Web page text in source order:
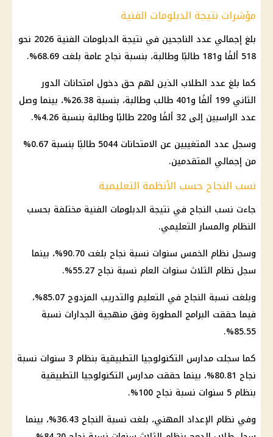
مؤشرات نتيجة الدبلومات الفنية
بلغ إجمالي عدد الناجحين في نتيجة الدبلومات الفنية 2026 نحو
518 ألفًا و181 طالبًا وطالبة، بنسبة نجاح عامة بلغت 68.69%.
كما بلغ عدد الطلاب الذين لهم حق دخول امتحانات الدور
الثاني 199 ألفًا و401 طالب وطالبة، بنسبة 26.38%، بينما وصل
عدد الراسبين إلى 32 ألفًا و220 طالبًا وطالبة بنسبة 4.26%.
وسجل عدد المتغيبين عن الامتحانات 5044 طالبًا بنسبة 0.67%
من إجمالي المتقدمين.
نسب النجاح حسب الأنظمة التعليمية
جاءت نسب النجاح في نتيجة الدبلومات الفنية مختلفة بحسب
النظام والمسار التعليمي.
وسجل نظام الخمس سنوات نسبة نجاح بلغت 90.70%، بينما
سجل نظام الثلاث سنوات العام نسبة نجاح 55.27%.
وبلغت نسبة النجاح في التعليم والتدريب المزدوج 85.07%،
فيما حققت البرامج المطورة وفق منهجية الجدارات نسبة
85.55%.
كما سجلت مدارس التكنولوجيا التطبيقية بنظام 3 سنوات نسبة
نجاح 80.81%، بينما حققت مدارس التكنولوجيا التطبيقية
بنظام 5 سنوات نسبة نجاح 100%.
وفي نظام الإعداد المهني، بلغت نسبة النجاح 36.43%، بينما